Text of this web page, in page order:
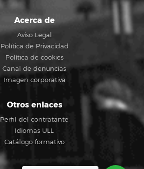
Acerca de
Aviso Legal
Política de Privacidad
Política de cookies
Canal de denuncias
Imagen corporativa
Otros enlaces
Perfil del contratante
Idiomas ULL
Catálogo formativo